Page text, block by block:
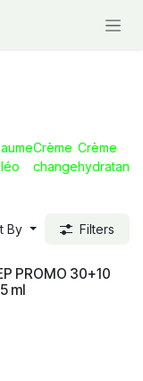
Crème
change
Crème
hydratante
By Filters
PROMO 30+10
ml